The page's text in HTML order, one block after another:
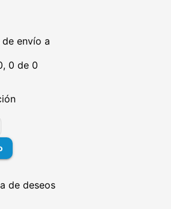
envío a
0 de 0
de deseos